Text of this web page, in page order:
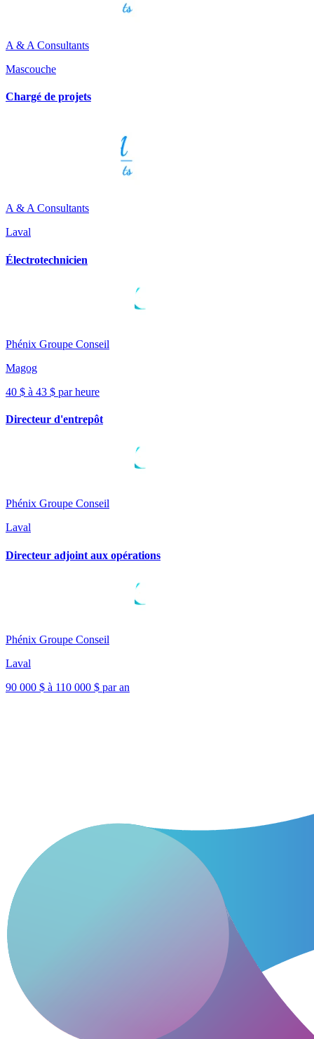
A & A Consultants
Mascouche
Chargé de projets
A & A Consultants
Laval
Électrotechnicien
Phénix Groupe Conseil
Magog
40 $ à 43 $ par heure
Directeur d'entrepôt
Phénix Groupe Conseil
Laval
Directeur adjoint aux opérations
Phénix Groupe Conseil
Laval
90 000 $ à 110 000 $ par an